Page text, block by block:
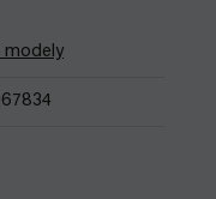
modely